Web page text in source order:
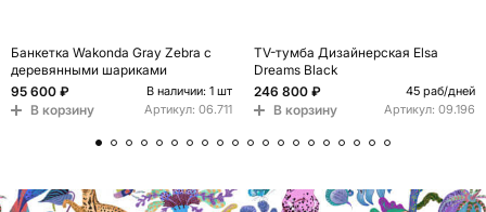
Банкетка Wakonda Gray Zebra с
деревянными шариками
95 600 ₽
В наличии: 1 шт
В корзину Артикул: 06.711
TV-тумба Дизайнерская Elsa
Dreams Black
246 800 ₽
45 раб/дней
В корзину Артикул: 09.196